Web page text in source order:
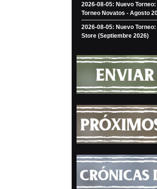
2026-08-05: Nuevo
Torneo Novatos - Agosto
2026-08-05: Nuevo
Store (Septiembre 2026)